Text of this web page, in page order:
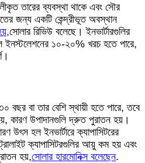
তারের ব্যবস্থা থাকে এবং সৌর
জন্য একটি কেন্দ্রীভূত অবস্থান
সোলার রিভিউ বলেছে। ইনভার্টারগুলির
ইনস্টলেশনের ১০-২০% খরচ হতে পারে,
বছর বা তার বেশি স্থায়ী হতে পারে, তবে
কারণ উপাদানগুলি দ্রুত পুরাতন হয়।
উৎস হল ইনভার্টারে ক্যাপাসিটরের
ক্যাপাসিটরগুলির আয়ু কম হয় এবং
হয়,সোলার হারমোনিক্স বলেছেন.